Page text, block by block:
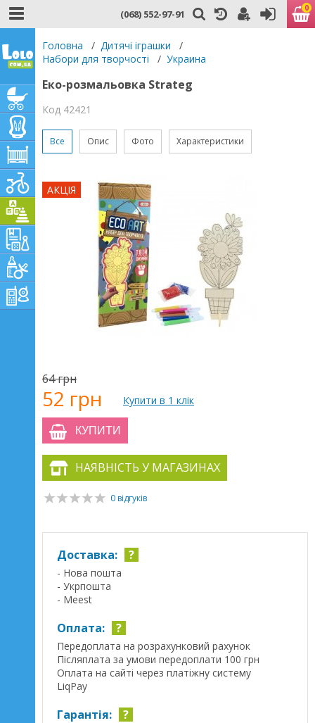
(068) 552-97-91 0
Головна / Дитячі іграшки
/
Набори для творчості
/ Украина
Еко-розмальовка Strateg
Код 42421
Все Опис Фото Характеристики
АКЦІЯ
64 грн
52 грн Купити в 1 клік
КУПИТИ
НАЯВНІСТЬ У МАГАЗИНАХ
0 відгуків
Доставка: ?
- Нова пошта
- Укрпошта
- Meest
Оплата: ?
Передоплата на розрахунковий рахунок
Післяплата за умови передоплати 100 грн
Оплата на сайті через платіжну систему
LiqPay
Гарантія: ?